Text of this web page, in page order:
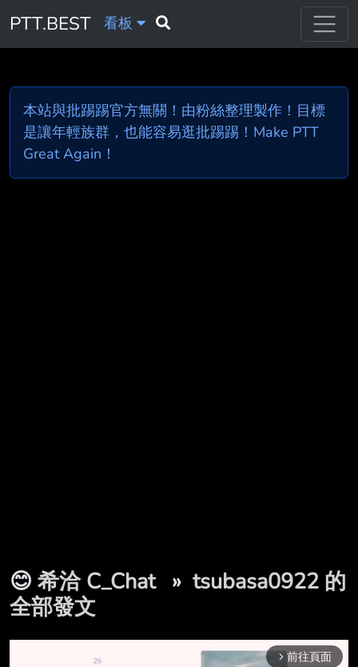
PTT.BEST 看板
本站與批踢踢官方無關！由粉絲整理製作！目標
是讓年輕族群，也能容易逛批踢踢！Make PTT
Great Again！
😊 希洽 C_Chat » tsubasa0922 的
全部發文
arrow_forward_ios 前往頁面